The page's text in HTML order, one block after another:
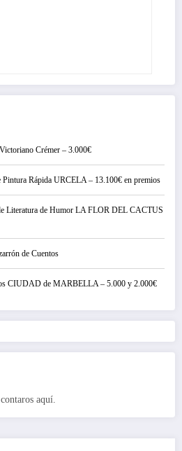
Crémer – 3.000€
Rápida URCELA – 13.100€ en premios
Literatura de Humor LA FLOR DEL CACTUS
de Cuentos
CIUDAD de MARBELLA – 5.000 y 2.000€
aquí.